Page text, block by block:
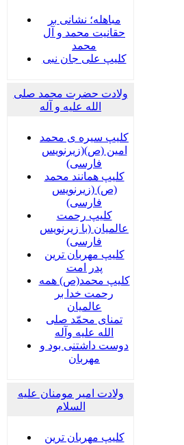
مباهله؛ نشانی بر
حقانیت محمد و آل
محمد
کلیپ علی جان نبی
ولادت حضرت محمد صلی
الله علیه و آله
کلیپ سیره ی محمد
امین (ص)(زیرنویس
فارسی)
کلیپ همانند محمد
(ص) (زیرنویس
فارسی)
کلیپ رحمت
عالمیان (با زیرنویس
فارسی)
کلیپ مهربان ترین
پدر امت
کلیپ محمد(ص) همه
رحمت خدا بر
عالمیان
تمنای محمّد صلی
الله علیه وآله
دوست داشتنی بود و
مهربان
ولادت امیر مومنان علیه
السلام
کلیپ مهربان ترین